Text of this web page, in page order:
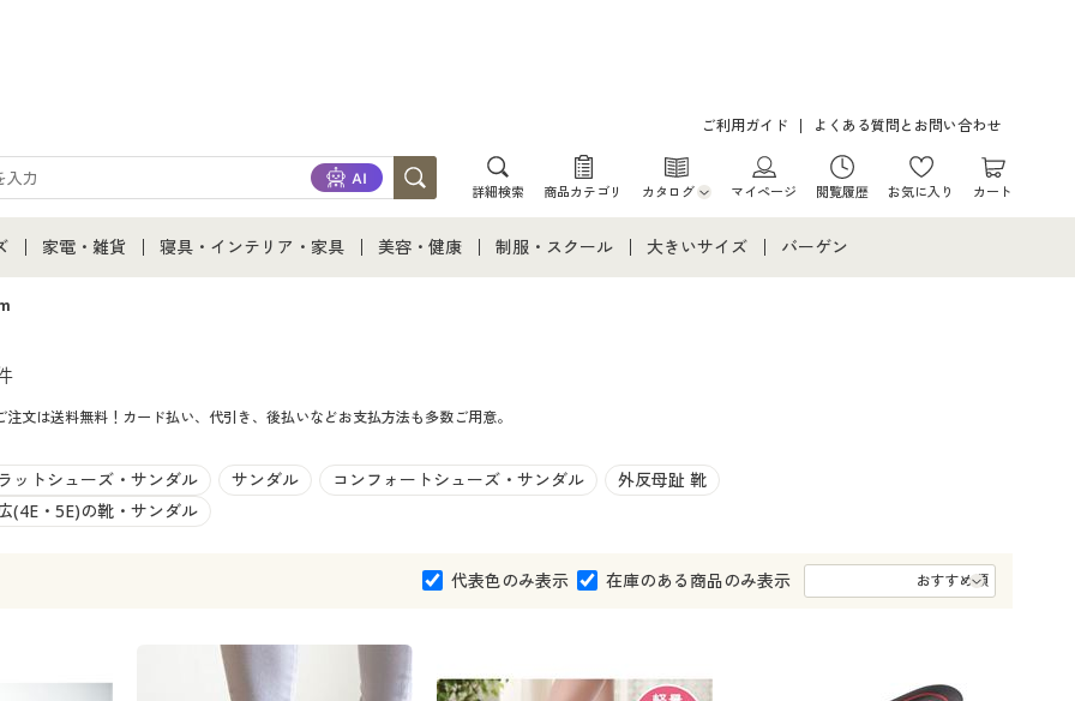
ご利用ガイド よくある質問とお問い合わせ
詳細検索 商品カテゴリ カタログ
カタログ・チラシからのご注文
マイページ 閲覧履歴 お気に入り カート
通販すべて
下着
家電・雑貨
キッチン・雑貨・日用品
寝具・インテリア・家具
寝具・ベッド
カーテン・ラグ・ファブリック
美容・健康 制服・スクール
ジュニア・ティーンズ下着
大きいサイズ
大きいサイズ メンズ
バーゲン
文は送料無料！カード払い、代引き、後払いなどお支払方法も多数ご用意。
ットシューズ・サンダル サンダル コンフォートシューズ・サンダル
外反母趾 靴
(4E・5E)の靴・サンダル
代表色のみ表示 在庫のある商品のみ表示